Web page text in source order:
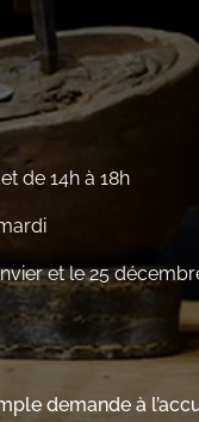
de 14h à 18h
et le 25
demande à